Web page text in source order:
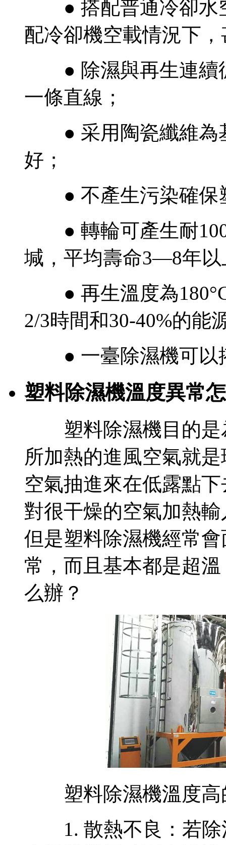
● 搭配普通冷卻水空
配冷卻機空載情況下
● 除濕與再生連續
一條直線；
● 采用陶瓷纖維為
好；
● 不產生污染確保
● 轉輪可產生耐
堿，平均壽命3—8年以
● 再生溫度為180°C
2/3時間和30-40%的能
● 一臺除濕機可以
塑料除濕機溫度異常
塑料除濕機目的是
所加熱的進風空氣就
空氣抽進來在低露點
對很干燥的空氣加熱
但是塑料除濕機經常
常，而且基本都是超
么辦？
塑料除濕機溫度高
1. 散熱不良：若除